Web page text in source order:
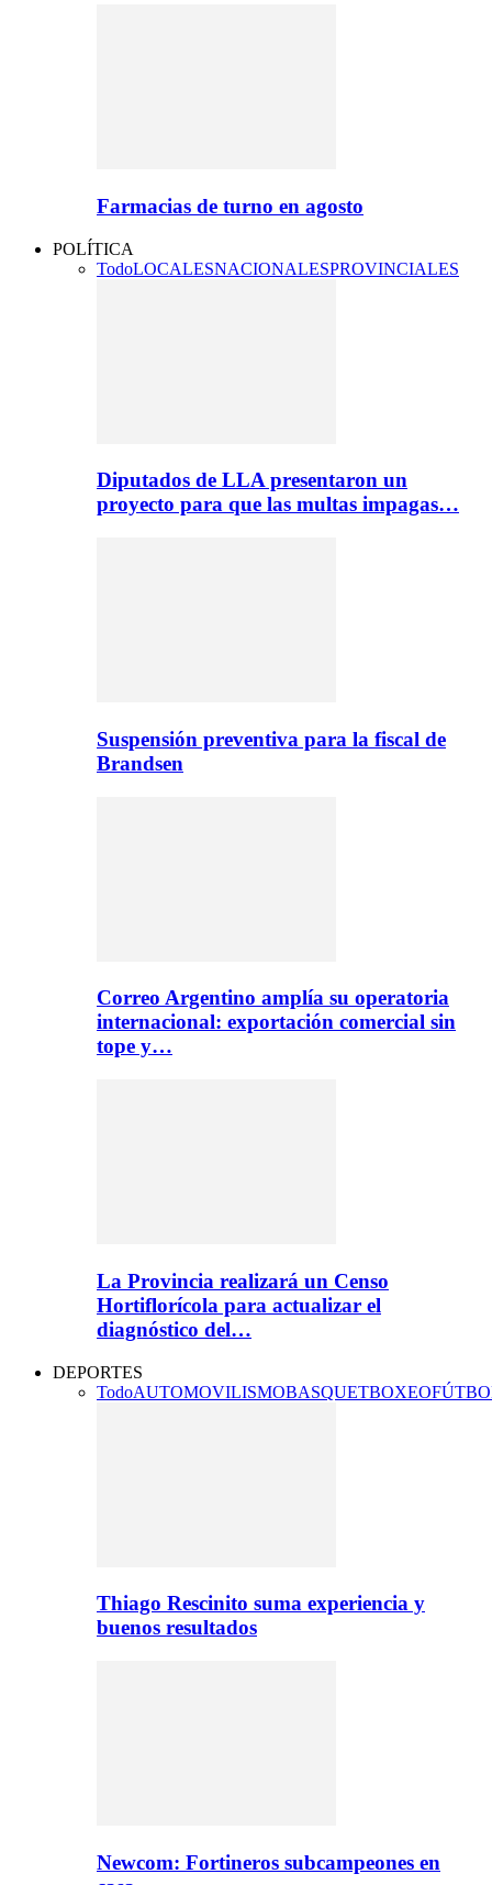
Farmacias de turno en agosto
POLÍTICA
TodoLOCALESNACIONALESPROVINCIALES
Diputados de LLA presentaron un
proyecto para que las multas impagas…
Suspensión preventiva para la fiscal de
Brandsen
Correo Argentino amplía su operatoria
internacional: exportación comercial sin
tope y…
La Provincia realizará un Censo
Hortiflorícola para actualizar el
diagnóstico del…
DEPORTES
TodoAUTOMOVILISMOBASQUETBOXEO
Thiago Rescinito suma experiencia y
buenos resultados
Newcom: Fortineros subcampeones en